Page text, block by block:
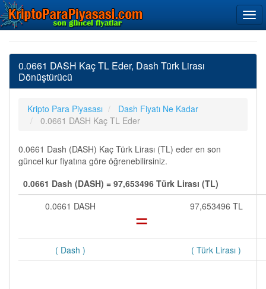
0.0661 DASH Kaç TL Eder, Dash Türk Lirası
Dönüştürücü
Kripto Para Piyasası
Dash Fiyatı Ne Kadar
0.0661 DASH Kaç TL Eder
0.0661 Dash (DASH) Kaç Türk Lirası (TL) eder en son
güncel kur fiyatına göre öğrenebilirsiniz.
0.0661 Dash (DASH) = 97,653496 Türk Lirası (TL)
0.0661 DASH
= 97,653496 TL
( Dash ) ( Türk Lirası )